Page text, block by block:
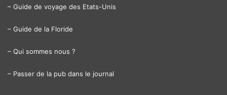
– Guide de voyage des Etats-Unis
– Guide de la Floride
– Qui sommes nous ?
– Passer de la pub dans le journal